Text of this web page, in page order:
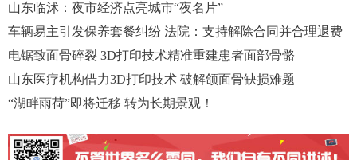
山东临沭：夜市经济点亮城市“夜名片”
车辆易主引发保养套餐纠纷 法院：支持解除合同并合理退费
电锯致面骨碎裂 3D打印技术精准重建患者面部骨骼
山东医疗机构借力3D打印技术 破解颌面骨缺损难题
“湖畔雨荷”即将迁移 转为长期景观！